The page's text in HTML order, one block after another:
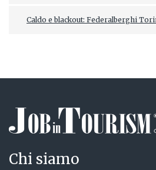
Caldo e blackout: Federalberghi
Chi siamo